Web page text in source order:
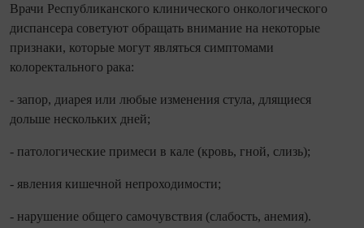
Врачи Республиканского клинического онкологического
диспансера советуют обращать внимание на некоторые
признаки, которые могут являться симптомами
колоректального рака:
- запор, диарея или любые изменения стула, длящиеся
дольше нескольких дней;
- патологические примеси в кале (кровь, гной, слизь);
- явления кишечной непроходимости;
- нарушение общего самочувствия (слабость, анемия).